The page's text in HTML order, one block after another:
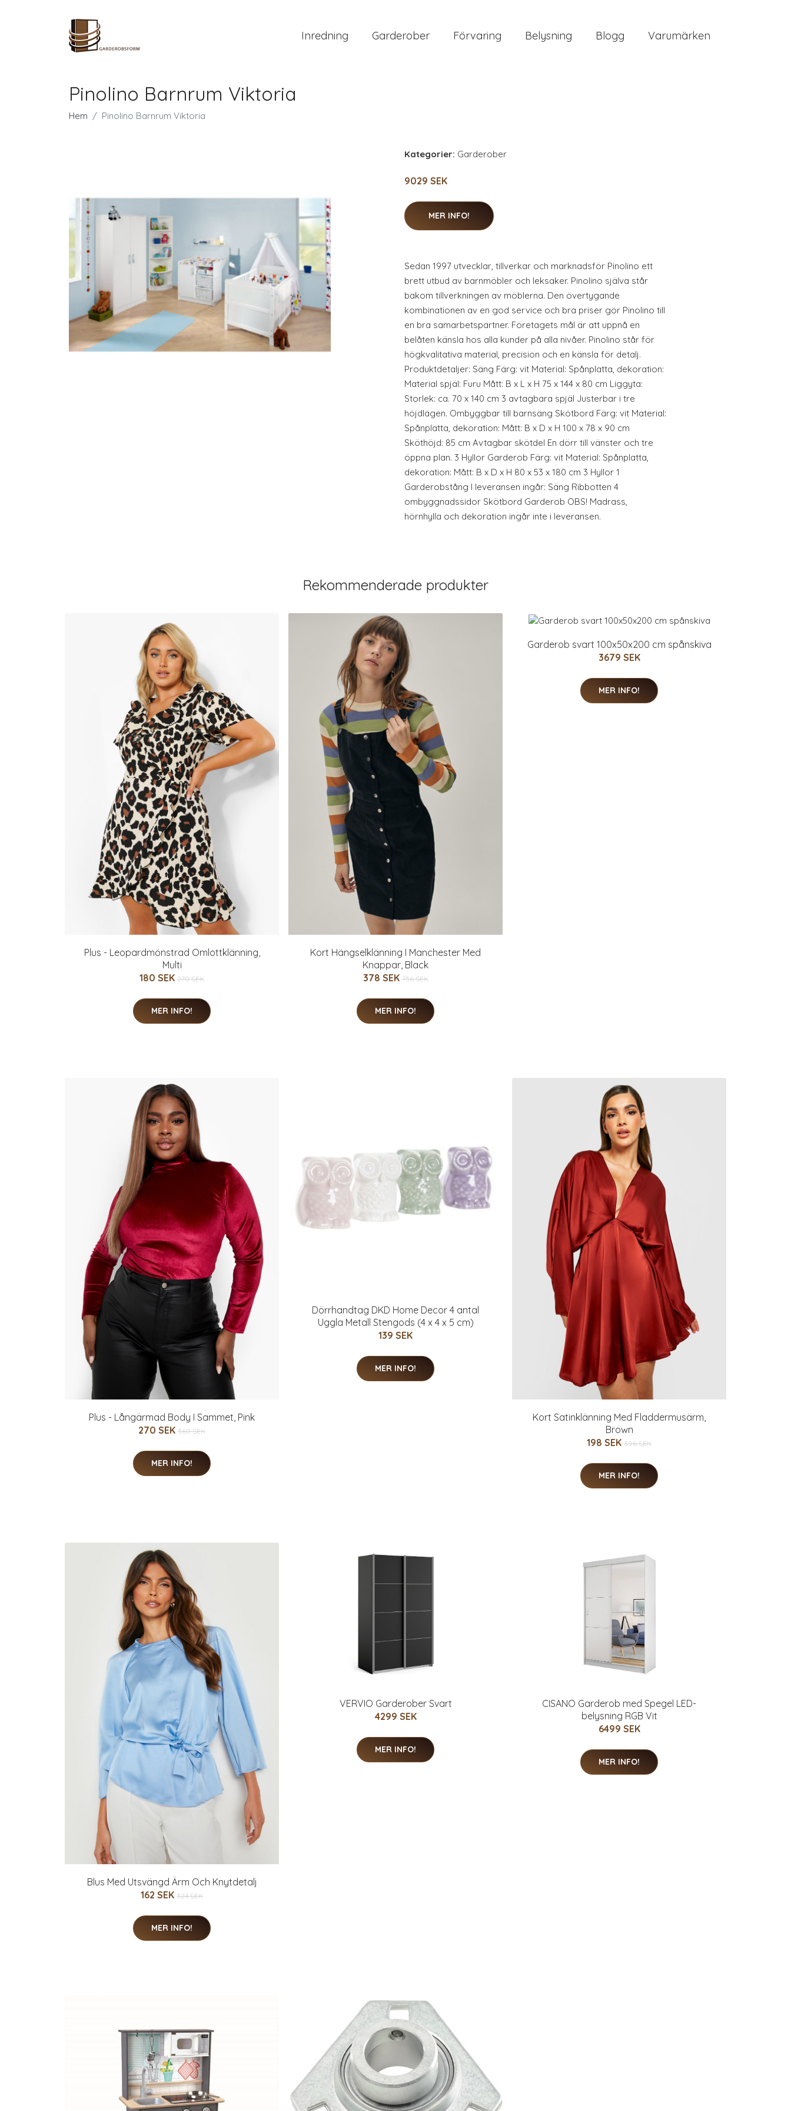
Inredning Garderober Förvaring Belysning Blogg Varumärken
Pinolino Barnrum Viktoria
Hem Pinolino Barnrum Viktoria
Kategorier: Garderober
9029 SEK
MER INFO!
Sedan 1997 utvecklar, tillverkar och marknadsför Pinolino ett
brett utbud av barnmöbler och leksaker. Pinolino själva står
bakom tillverkningen av möblerna. Den övertygande
kombinationen av en god service och bra priser gör Pinolino till
en bra samarbetspartner. Företagets mål är att uppnå en
belåten känsla hos alla kunder på alla nivåer. Pinolino står för
högkvalitativa material, precision och en känsla för detalj.
Produktdetaljer: Säng Färg: vit Material: Spånplatta, dekoration:
Material spjäl: Furu Mått: B x L x H 75 x 144 x 80 cm Liggyta:
Storlek: ca. 70 x 140 cm 3 avtagbara spjäl Justerbar i tre
höjdlägen. Ombyggbar till barnsäng Skötbord Färg: vit Material:
Spånplatta, dekoration: Mått: B x D x H 100 x 78 x 90 cm
Sköthöjd: 85 cm Avtagbar skötdel En dörr till vänster och tre
öppna plan. 3 Hyllor Garderob Färg: vit Material: Spånplatta,
dekoration: Mått: B x D x H 80 x 53 x 180 cm 3 Hyllor 1
Garderobstång I leveransen ingår: Säng Ribbotten 4
ombyggnadssidor Skötbord Garderob OBS! Madrass,
hörnhylla och dekoration ingår inte i leveransen.
Rekommenderade produkter
Plus - Leopardmönstrad Omlottklänning,
Multi
180 SEK 270 SEK
MER INFO!
Kort Hängselklänning I Manchester Med
Knappar, Black
378 SEK 756 SEK
MER INFO!
Garderob svart 100x50x200 cm spånskiva
3679 SEK
MER INFO!
Plus - Långärmad Body I Sammet, Pink
270 SEK 360 SEK
MER INFO!
Dörrhandtag DKD Home Decor 4 antal
Uggla Metall Stengods (4 x 4 x 5 cm)
139 SEK
MER INFO!
Kort Satinklänning Med Fladdermusärm,
Brown
198 SEK 396 SEK
MER INFO!
Blus Med Utsvängd Ärm Och Knytdetalj
162 SEK 324 SEK
MER INFO!
VERVIO Garderober Svart
4299 SEK
MER INFO!
CISANO Garderob med Spegel LED-
belysning RGB Vit
6499 SEK
MER INFO!